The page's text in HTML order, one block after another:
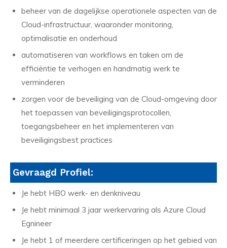
beheer van de dagelijkse operationele aspecten van de
Cloud-infrastructuur, waaronder monitoring,
optimalisatie en onderhoud
automatiseren van workflows en taken om de
efficiëntie te verhogen en handmatig werk te
verminderen
zorgen voor de beveiliging van de Cloud-omgeving door
het toepassen van beveiligingsprotocollen,
toegangsbeheer en het implementeren van
beveiligingsbest practices
Gevraagd Profiel:
Je hebt HBO werk- en denkniveau
Je hebt minimaal 3 jaar werkervaring als Azure Cloud
Egnineer
Je hebt 1 of meerdere certificeringen op het gebied van